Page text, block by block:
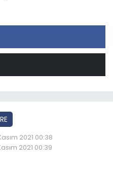
2021 00:38
2021 00:39